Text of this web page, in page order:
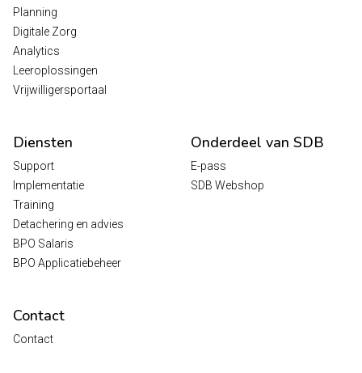
Planning
Digitale Zorg
Analytics
Leeroplossingen
Vrijwilligersportaal
Diensten
Support
Implementatie
Training
Detachering en advies
BPO Salaris
BPO Applicatiebeheer
Onderdeel van SDB
E-pass
SDB Webshop
Contact
Contact